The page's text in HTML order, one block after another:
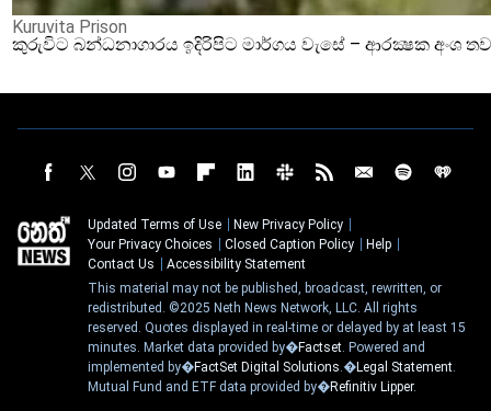
Kuruvita Prison
කුරුවිට බන්ධනාගාරය ඉදිරිපිට මාර්ගය වැසේ – ආරක්‍ෂක අංශ
Updated Terms of Use
New Privacy Policy
Your Privacy Choices
Closed Caption Policy
Help
Contact Us
Accessibility Statement
This material may not be published, broadcast, rewritten, or
redistributed. ©2025 Neth News Network, LLC. All rights
reserved. Quotes displayed in real-time or delayed by at least 15
minutes. Market data provided by�Factset. Powered and
implemented by�FactSet Digital Solutions.�Legal Statement.
Mutual Fund and ETF data provided by�Refinitiv Lipper.